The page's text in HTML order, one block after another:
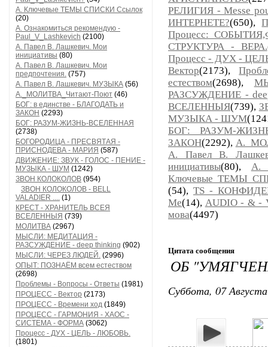
А. Ключевые ТЕМЫ СПИСКИ Ссылок
(20)
А. Ознакомиться рекомендую -
Paul_V_Lashkevich (2100)
А. Павел В. Лашкевич. Мои
инициативы (80)
А. Павел В. Лашкевич. Мои
предпочтения. (757)
А. Павел В. Лашкевич. МУЗЫКА (56)
А._МОЛИТВА_Читают-Поют (46)
БОГ: в единстве - БЛАГОДАТЬ и
ЗАКОН (2293)
БОГ: РАЗУМ-ЖИЗНЬ-ВСЕЛЕННАЯ
(2738)
БОГОРОДИЦА - ПРЕСВЯТАЯ -
ПРИСНОДЕВА - МАРИЯ (587)
ДВИЖЕНИЕ: ЗВУК - ГОЛОС - ПЕНИЕ -
МУЗЫКА - ШУМ (1242)
ЗВОН КОЛОКОЛОВ (954)
ЗВОН КОЛОКОЛОВ - BELL
VALADIER .... (1)
КРЕСТ - ХРАНИТЕЛЬ ВСЕЯ
ВСЕЛЕННЫЯ (739)
МОЛИТВА (2967)
МЫСЛИ: МЕДИТАЦИЯ -
РАЗСУЖДЕНИЕ - deep thinking (902)
МЫСЛИ: ЧЕРЕЗ ЛЮДЕЙ. (2996)
ОПЫТ: ПОЗНАЁМ всем естеством
(2698)
Проблемы - Вопросы - Ответы (1981)
ПРОЦЕСС - Вектор (2173)
ПРОЦЕСС - Времени ход (1849)
ПРОЦЕСС - ГАРМОНИЯ - ХАОС -
СИСТЕМА - ФОРМА (3062)
Процесс - ДУХ - ЦЕЛЬ - ЛЮБОВЬ.
(1801)
РЕЛИГИЯ - Messe
ИНТЕРНЕТЕ?(650),
Процесс:
СТРУКТУРА - ВЕРА.
Процесс - ДУХ -
Вектор(2173),
естеством(2698),
РАЗСУЖДЕНИЕ -
ВСЕЛЕННЫЯ(739),
МУЗЫКА - ШУМ
БОГ: РАЗУМ-
ЗАКОН(2292),
А. Павел В.
инициативы(80), А.
Ключевые ТЕМЫ
(54), TS -
Me(14), AUDIO - & -
мова(4497)
Цитата сообщения
ОБ
Суббота, 07